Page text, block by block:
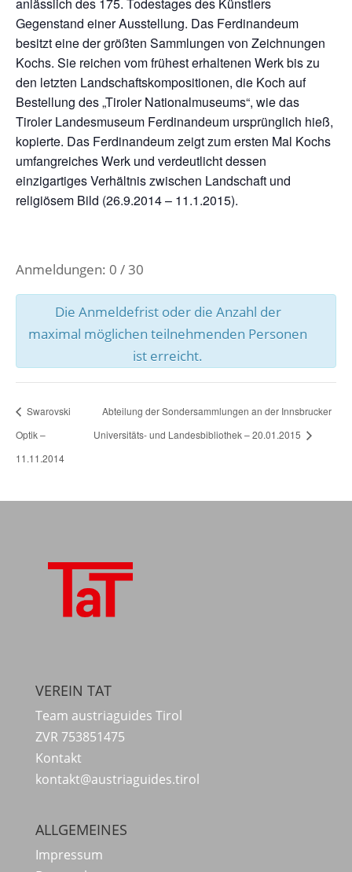
Gegenstand einer Ausstellung. Das Ferdinandeum
besitzt eine der größten Sammlungen von Zeichnungen
Kochs. Sie reichen vom frühest erhaltenen Werk bis zu
den letzten Landschaftskompositionen, die Koch auf
Bestellung des „Tiroler Nationalmuseums“, wie das
Tiroler Landesmuseum Ferdinandeum ursprünglich hieß,
kopierte. Das Ferdinandeum zeigt zum ersten Mal Kochs
umfangreiches Werk und verdeutlicht dessen
einzigartiges Verhältnis zwischen Landschaft und
religiösem Bild (26.9.2014 – 11.1.2015).
Anmeldungen: 0 / 30
Die Anmeldefrist oder die Anzahl der
maximal möglichen teilnehmenden Personen
ist erreicht.
Swarovski
Optik –
11.11.2014
Abteilung der Sondersammlungen an der Innsbrucker
Universitäts- und Landesbibliothek – 20.01.2015
VEREIN TAT
Team austriaguides Tirol
ZVR 753851475
Kontakt
kontakt@austriaguides.tirol
ALLGEMEINES
Impressum